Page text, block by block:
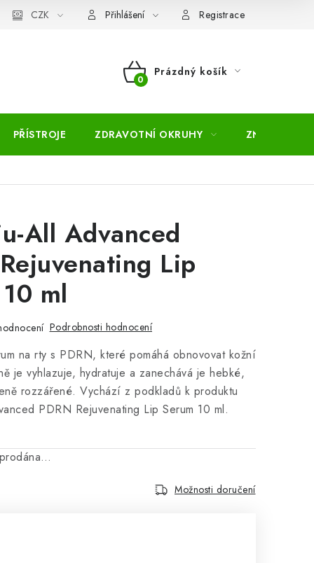
Moje objednávka Mapa serveru
CZK Přihlášení Registrace
NÁKUPNÍ
Prázdný košík
PŘÍSTROJE ZDRAVOTNÍ OKRUHY ZNAČKY
All Advanced
Lip
ml
Podrobnosti hodnocení
na rty s PDRN, které pomáhá obnovovat kožní
je vyhlazuje, hydratuje a zanechává je hebké,
rozzářené. Vychází z podkladů k produktu
PDRN Rejuvenating Lip Serum 10 ml.
Možnosti doručení